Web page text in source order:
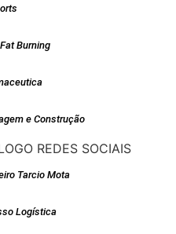
Burning
e Construção
Tarcio Mota
Logística